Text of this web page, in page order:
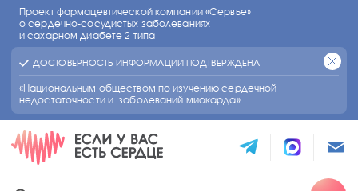
Проект фармацевтической компании «Сервье»
о сердечно-сосудистых заболеваниях
и сахарном диабете 2 типа
ДОСТОВЕРНОСТЬ ИНФОРМАЦИИ ПОДТВЕРЖДЕНА
«Национальным обществом по изучению сердечной
недостаточности и заболеваний миокарда»